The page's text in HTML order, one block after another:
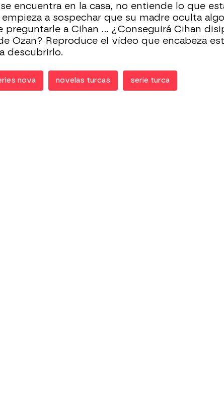
encuentra en la casa, no entiende lo que
a sospechar que su madre oculta
preguntarle a Cihan ... ¿Conseguirá Cihan
Ozan? Reproduce el vídeo que encabeza
descubrirlo.
nova novelas turcas serie turca